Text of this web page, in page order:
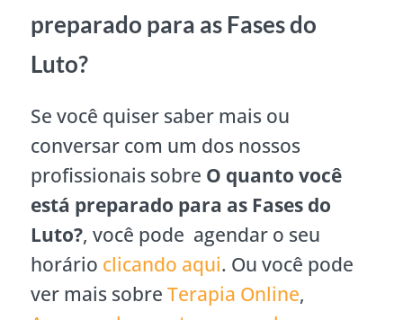
preparado para as Fases do
Luto?
Se você quiser saber mais ou
conversar com um dos nossos
profissionais sobre O quanto você
está preparado para as Fases do
Luto?, você pode agendar o seu
horário clicando aqui. Ou você pode
ver mais sobre Terapia Online,